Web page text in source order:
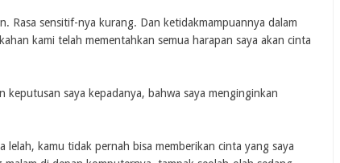
Rasa sensitif-nya kurang. Dan ketidakmampuannya dalam
kami telah mementahkan semua harapan saya akan cinta
saya kepadanya, bahwa saya menginginkan
kamu tidak pernah bisa memberikan cinta yang saya